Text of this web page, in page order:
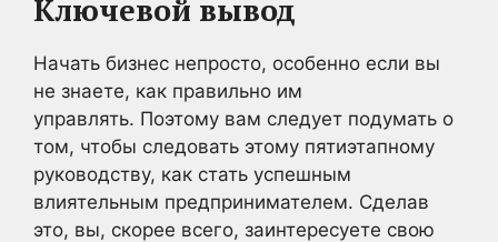
Ключевой вывод
Начать бизнес непросто, особенно если вы
не знаете, как правильно им
управлять. Поэтому вам следует подумать о
том, чтобы следовать этому пятиэтапному
руководству, как стать успешным
влиятельным предпринимателем. Сделав
это, вы, скорее всего, заинтересуете свою